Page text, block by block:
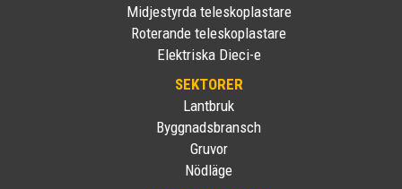
Midjestyrda teleskoplastare
Roterande teleskoplastare
Elektriska Dieci-e
SEKTORER
Lantbruk
Byggnadsbransch
Gruvor
Nödläge